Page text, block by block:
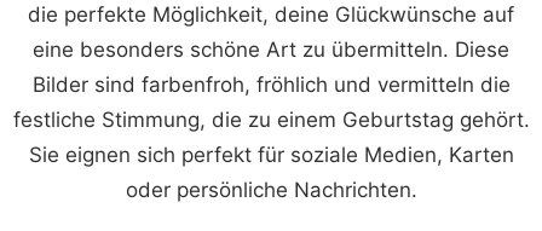
die perfekte Möglichkeit, deine Glückwünsche auf
eine besonders schöne Art zu übermitteln. Diese
Bilder sind farbenfroh, fröhlich und vermitteln die
festliche Stimmung, die zu einem Geburtstag gehört.
Sie eignen sich perfekt für soziale Medien, Karten
oder persönliche Nachrichten.